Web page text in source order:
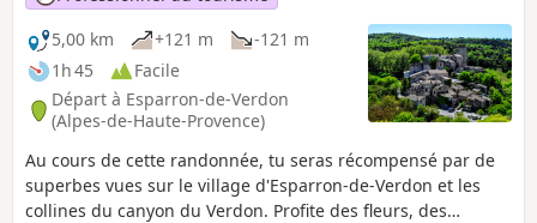
5,00 km
+121 m
-121 m
1h 45
Facile
Départ à Esparron-de-Verdon
(Alpes-de-Haute-Provence)
Au cours de cette randonnée, tu seras récompensé par de
superbes vues sur le village d'Esparron-de-Verdon et les
collines du canyon du Verdon. Profite des fleurs, des